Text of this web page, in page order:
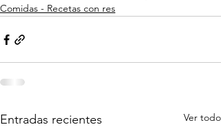
Comidas - Recetas con res
Entradas recientes Ver todo